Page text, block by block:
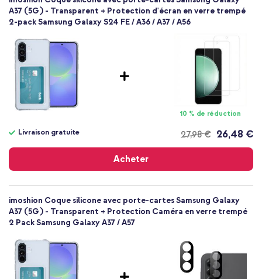
SH00094044
Transparent
Coque, Coque silicone
A37 (5G) - Transparent + Protection d'écran en verre trempé
2-pack Samsung Galaxy S24 FE / A36 / A37 / A56
10 % de réduction
27,98 €
Livraison gratuite 26,48 €
Acheter
gratuite
imoshion Coque silicone avec porte-cartes Samsung Galaxy
A37 (5G) - Transparent + Protection Caméra en verre trempé
2 Pack Samsung Galaxy A37 / A57